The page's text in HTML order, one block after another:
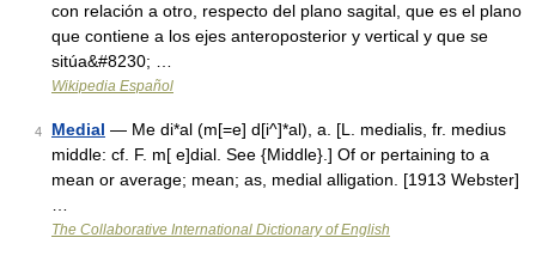
con relación a otro, respecto del plano sagital, que es el plano
que contiene a los ejes anteroposterior y vertical y que se
sitúa&#8230; …
Wikipedia Español
4 Medial — Me di*al (m[=e] d[i^]*al), a. [L. medialis, fr. medius
middle: cf. F. m[ e]dial. See {Middle}.] Of or pertaining to a
mean or average; mean; as, medial alligation. [1913 Webster]
The Collaborative International Dictionary of English